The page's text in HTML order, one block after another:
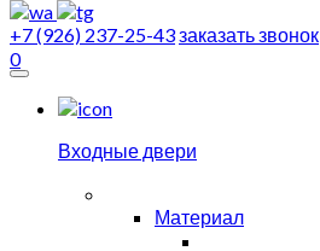
+7 (926) 237-25-43заказать звонок
0
Входные двери
Материал